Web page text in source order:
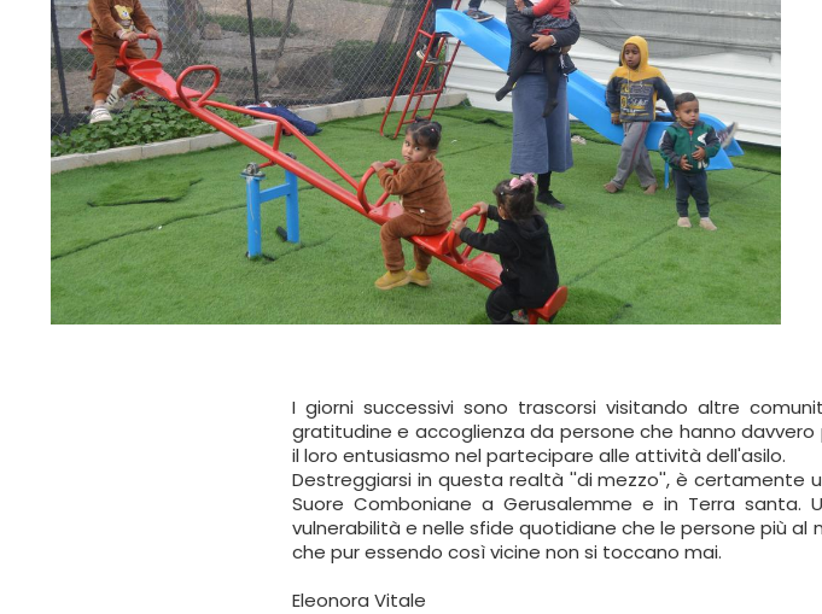
I giorni successivi sono trascorsi visitando altre
gratitudine e accoglienza da persone che hanno
il loro entusiasmo nel partecipare alle attività dell'asilo.
Destreggiarsi in questa realtà ''di mezzo'', è
Suore Comboniane a Gerusalemme e in Terra
vulnerabilità e nelle sfide quotidiane che le persone più
che pur essendo così vicine non si toccano mai.
Eleonora Vitale